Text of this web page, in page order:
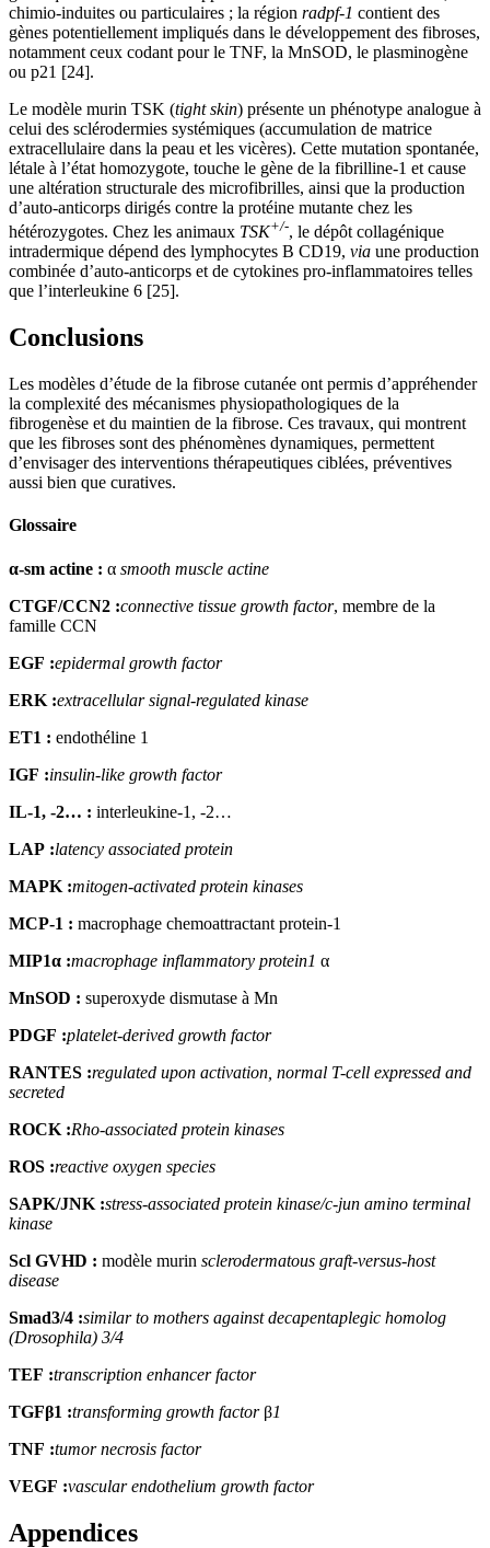
chimio-induites ou particulaires ; la région radpf-1 contient des
gènes potentiellement impliqués dans le développement des fibroses,
notamment ceux codant pour le TNF, la MnSOD, le plasminogène
ou p21 [24].
Le modèle murin TSK (tight skin) présente un phénotype analogue à
celui des sclérodermies systémiques (accumulation de matrice
extracellulaire dans la peau et les vicères). Cette mutation spontanée,
létale à l’état homozygote, touche le gène de la fibrilline-1 et cause
une altération structurale des microfibrilles, ainsi que la production
d’auto-anticorps dirigés contre la protéine mutante chez les
hétérozygotes. Chez les animaux TSK+/-, le dépôt collagénique
intradermique dépend des lymphocytes B CD19, via une production
combinée d’auto-anticorps et de cytokines pro-inflammatoires telles
que l’interleukine 6 [25].
Conclusions
Les modèles d’étude de la fibrose cutanée ont permis d’appréhender
la complexité des mécanismes physiopathologiques de la
fibrogenèse et du maintien de la fibrose. Ces travaux, qui montrent
que les fibroses sont des phénomènes dynamiques, permettent
d’envisager des interventions thérapeutiques ciblées, préventives
aussi bien que curatives.
Glossaire
α-sm actine : α smooth muscle actine
CTGF/CCN2 :connective tissue growth factor, membre de la
famille CCN
EGF :epidermal growth factor
ERK :extracellular signal-regulated kinase
ET1 : endothéline 1
IGF :insulin-like growth factor
IL-1, -2… : interleukine-1, -2…
LAP :latency associated protein
MAPK :mitogen-activated protein kinases
MCP-1 : macrophage chemoattractant protein-1
MIP1α :macrophage inflammatory protein1 α
MnSOD : superoxyde dismutase à Mn
PDGF :platelet-derived growth factor
RANTES :regulated upon activation, normal T-cell expressed and
secreted
ROCK :Rho-associated protein kinases
ROS :reactive oxygen species
SAPK/JNK :stress-associated protein kinase/c-jun amino terminal
kinase
Scl GVHD : modèle murin sclerodermatous graft-versus-host
disease
Smad3/4 :similar to mothers against decapentaplegic homolog
(Drosophila) 3/4
TEF :transcription enhancer factor
TGFβ1 :transforming growth factorβ1
TNF :tumor necrosis factor
VEGF :vascular endothelium growth factor
Appendices